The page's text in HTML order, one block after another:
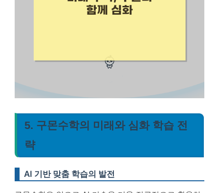
5. 구몬수학의 미래와 심화 학습 전
략
AI 기반 맞춤 학습의 발전